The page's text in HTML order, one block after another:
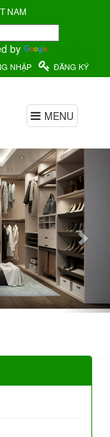
NAM
by
NHẬP ĐĂNG KÝ
MENU